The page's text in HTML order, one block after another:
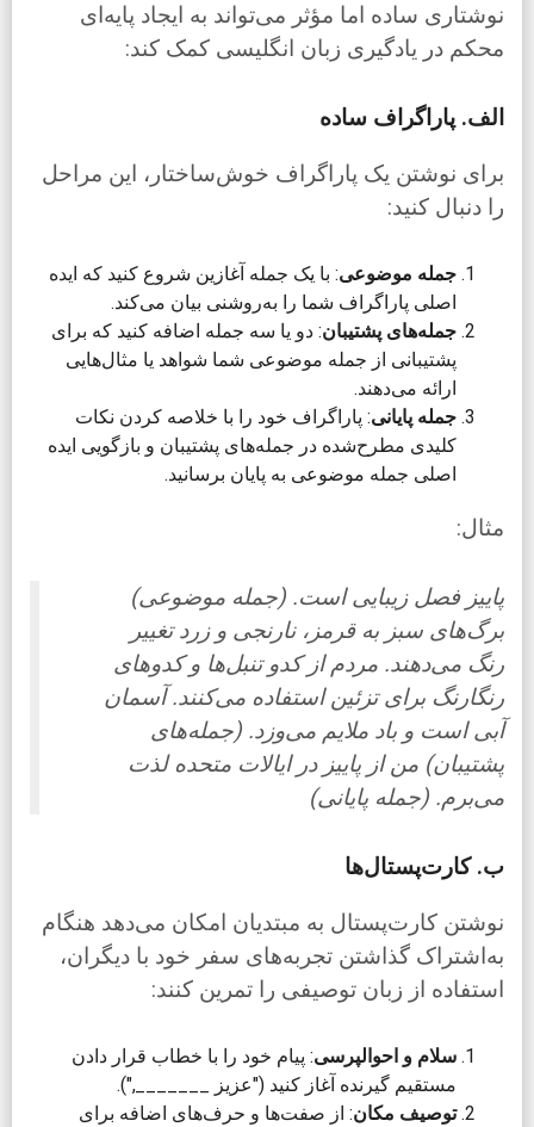
نوشتاری ساده اما مؤثر می‌تواند به ایجاد پایه‌ای
محکم در یادگیری زبان انگلیسی کمک کند:
الف. پاراگراف ساده
برای نوشتن یک پاراگراف خوش‌ساختار، این مراحل
را دنبال کنید:
جمله موضوعی: با یک جمله آغازین شروع کنید که ایده
اصلی پاراگراف شما را به‌روشنی بیان می‌کند.
جمله‌های پشتیبان: دو یا سه جمله اضافه کنید که برای
پشتیبانی از جمله موضوعی شما شواهد یا مثال‌هایی
ارائه می‌دهند.
جمله پایانی: پاراگراف خود را با خلاصه کردن نکات
کلیدی مطرح‌شده در جمله‌های پشتیبان و بازگویی ایده
اصلی جمله موضوعی به پایان برسانید.
مثال:
پاییز فصل زیبایی است. (جمله موضوعی)
برگ‌های سبز به قرمز، نارنجی و زرد تغییر
رنگ می‌دهند. مردم از کدو تنبل‌ها و کدوهای
رنگارنگ برای تزئین استفاده می‌کنند. آسمان
آبی است و باد ملایم می‌وزد. (جمله‌های
پشتیبان) من از پاییز در ایالات متحده لذت
می‌برم. (جمله پایانی)
ب. کارت‌پستال‌ها
نوشتن کارت‌پستال به مبتدیان امکان می‌دهد هنگام
به‌اشتراک گذاشتن تجربه‌های سفر خود با دیگران،
استفاده از زبان توصیفی را تمرین کنند:
سلام و احوالپرسی: پیام خود را با خطاب قرار دادن
مستقیم گیرنده آغاز کنید ("عزیز _______,").
توصیف مکان: از صفت‌ها و حرف‌های اضافه برای